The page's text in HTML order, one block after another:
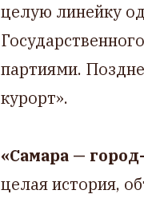
целую линейку
партиями.
курорт».
«Самара —
целая история,